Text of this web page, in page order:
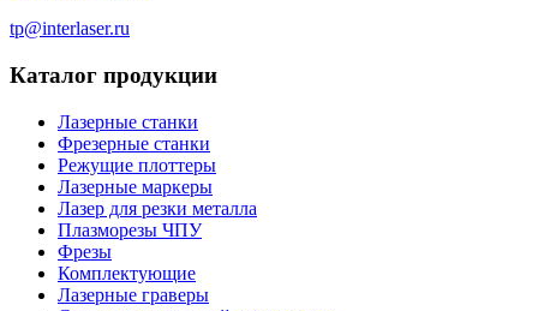
tp@interlaser.ru
Каталог продукции
Лазерные станки
Фрезерные станки
Режущие плоттеры
Лазерные маркеры
Лазер для резки металла
Плазморезы ЧПУ
Фрезы
Комплектующие
Лазерные граверы